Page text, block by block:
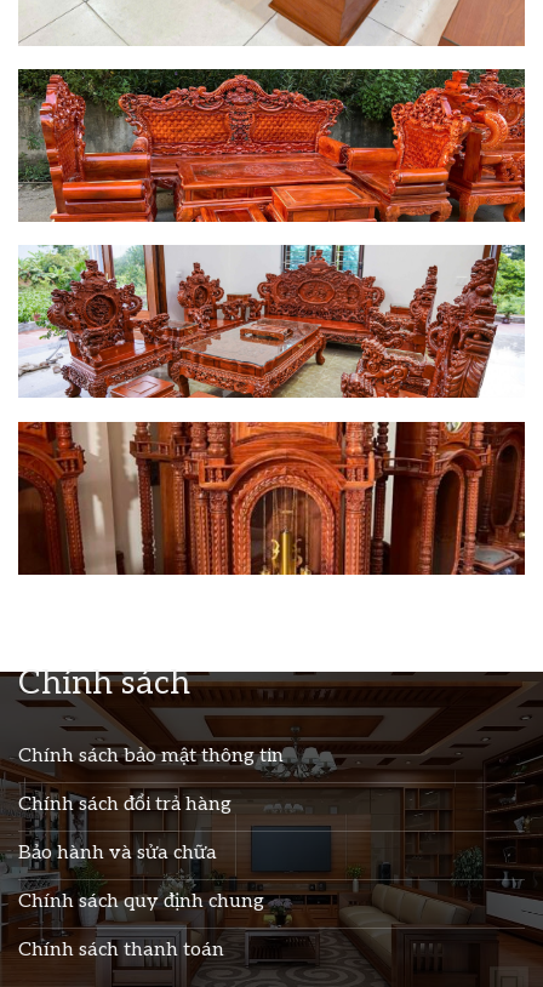
Chính sách
Chính sách bảo mật thông tin
Chính sách đổi trả hàng
Bảo hành và sửa chữa
Chính sách quy định chung
Chính sách thanh toán